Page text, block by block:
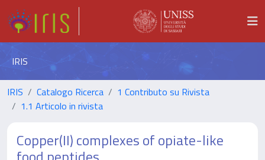
IRIS
IRIS Catalogo Ricerca
1 Contributo su Rivista
1.1 Articolo in rivista
Copper(II) complexes of opiate-like